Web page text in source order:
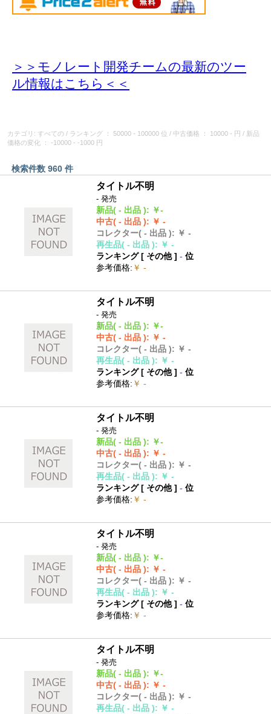
＞＞モノレート開発チームの最新のツー
ル情報はこちら＜＜
カテゴリ: すべての / ランキング ： 50000 - 100000 位 / 中古価格 ： 10000 - 円 / 新品
価格の変化
： -10000 - -1000 円
検索件数 960 件
タイトル不明
- 発売
新品( - 出品 ): ￥-
中古( - 出品 ): ￥ -
コレクター( - 出品 ): ￥ -
再生品( - 出品 ): ￥ -
ランキング [ その他]- 位
参考価格: ￥ -
タイトル不明
- 発売
新品( - 出品 ): ￥-
中古( - 出品 ): ￥ -
コレクター( - 出品 ): ￥ -
再生品( - 出品 ): ￥ -
ランキング [ その他]- 位
参考価格: ￥ -
タイトル不明
- 発売
新品( - 出品 ): ￥-
中古( - 出品 ): ￥ -
コレクター( - 出品 ): ￥ -
再生品( - 出品 ): ￥ -
ランキング [ その他]- 位
参考価格: ￥ -
タイトル不明
- 発売
新品( - 出品 ): ￥-
中古( - 出品 ): ￥ -
コレクター( - 出品 ): ￥ -
再生品( - 出品 ): ￥ -
ランキング [ その他]- 位
参考価格: ￥ -
タイトル不明
- 発売
新品( - 出品 ): ￥-
中古( - 出品 ): ￥ -
コレクター( - 出品 ): ￥ -
再生品( - 出品 ): ￥ -